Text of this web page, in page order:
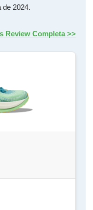
de 2024.
Review Completa >>